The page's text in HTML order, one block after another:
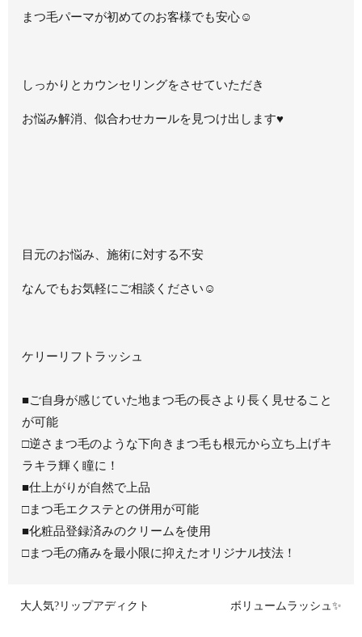
まつ毛パーマが初めてのお客様でも安心☺
しっかりとカウンセリングをさせていただき
お悩み解消、似合わせカールを見つけ出します♥
目元のお悩み、施術に対する不安
なんでもお気軽にご相談ください☺
ケリーリフトラッシュ
■ご自身が感じていた地まつ毛の長さより長く見せること
が可能
□逆さまつ毛のような下向きまつ毛も根元から立ち上げキ
ラキラ輝く瞳に！
■仕上がりが自然で上品
□まつ毛エクステとの併用が可能
■化粧品登録済みのクリームを使用
□まつ毛の痛みを最小限に抑えたオリジナル技法！
大人気?リップアディクト ボリュームラッシュ✨